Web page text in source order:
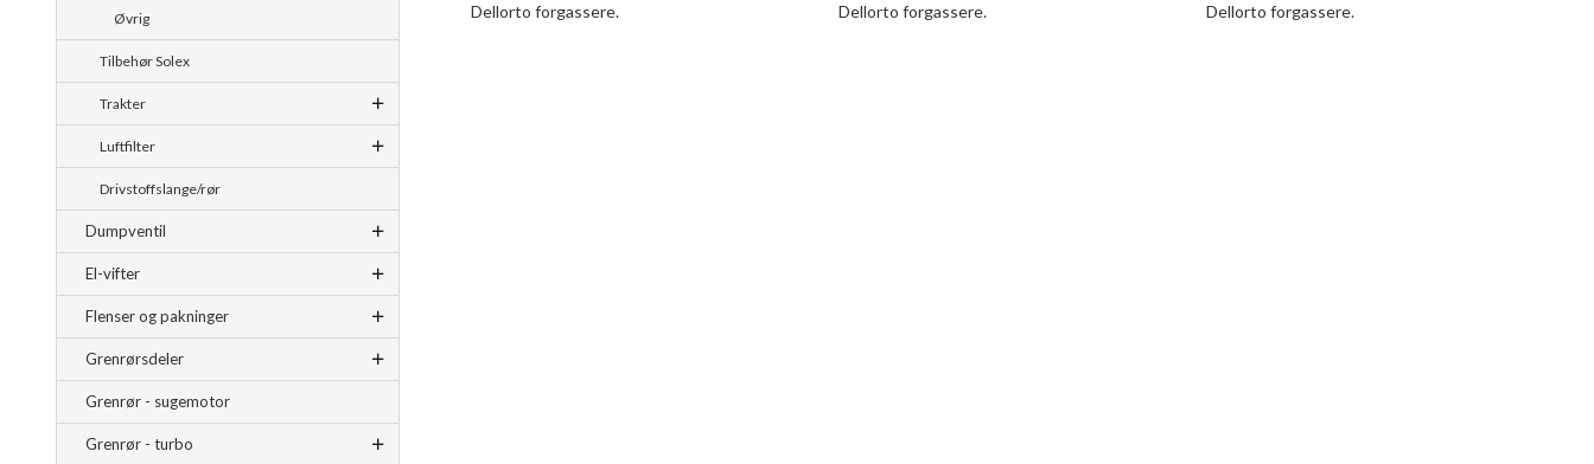
Øvrig
Tilbehør Solex
Trakter
Luftfilter
Drivstoffslange/rør
Dumpventil
El-vifter
Flenser og pakninger
Grenrørsdeler
Grenrør - sugemotor
Grenrør - turbo
Dellorto forgassere.
Dellorto forgassere.
Dellorto forgassere.